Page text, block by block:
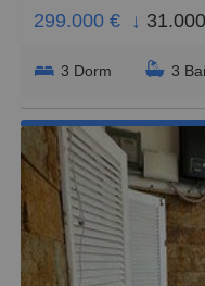
299.000 € ↓
3 Dorm 3